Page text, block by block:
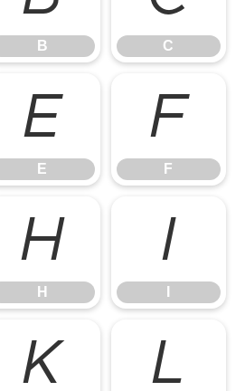
B C
E
E
F
F
H
H
I
K L